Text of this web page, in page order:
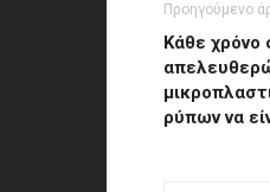
Προηγούμενο
Kάθε
ρύπων να